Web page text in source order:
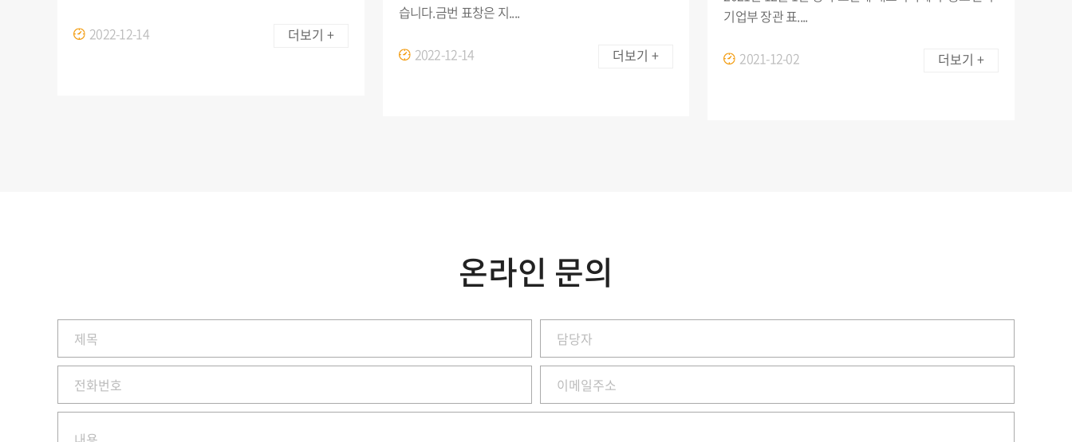
2022-12-14 더보기 +
습니다.금번 표창은 지....
2022-12-14 더보기 +
기업부 장관 표....
2021-12-02 더보기 +
온라인 문의